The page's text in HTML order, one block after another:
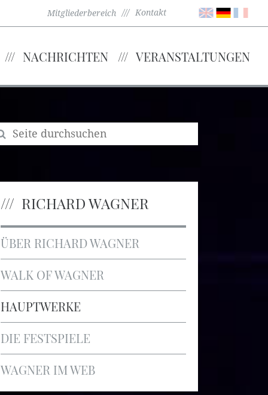
Mitgliederbereich Kontakt
NACHRICHTEN VERANSTALTUNGEN
RICHARD WAGNER
ÜBER RICHARD WAGNER
WALK OF WAGNER
HAUPTWERKE
DIE FESTSPIELE
WAGNER IM WEB